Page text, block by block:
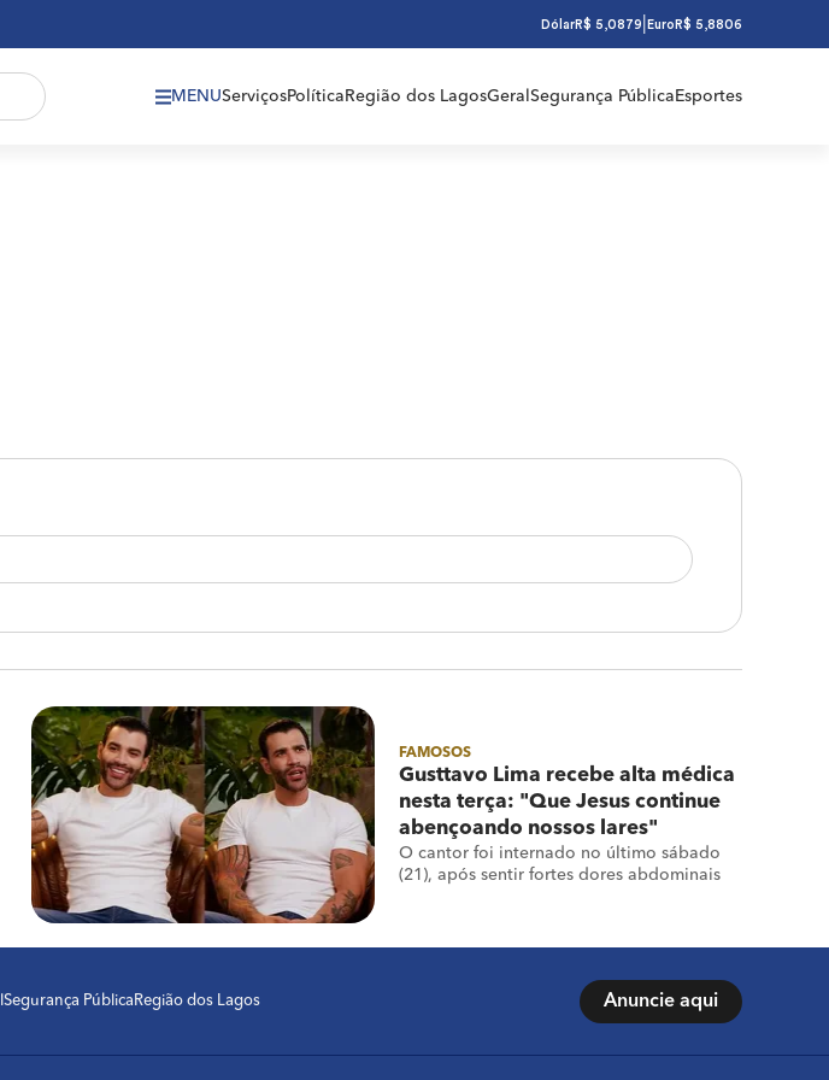
DólarR$ 5,0879 Euro R$ 5,8806
MENUServiçosPolítica Região dos LagosGeral Segurança Pública Esportes
FAMOSOS
Gusttavo Lima recebe alta médica
nesta terça: "Que Jesus continue
abençoando nossos lares"
O cantor foi internado no último sábado
(21), após sentir fortes dores abdominais
Segurança Pública Região dos Lagos Anuncie aqui